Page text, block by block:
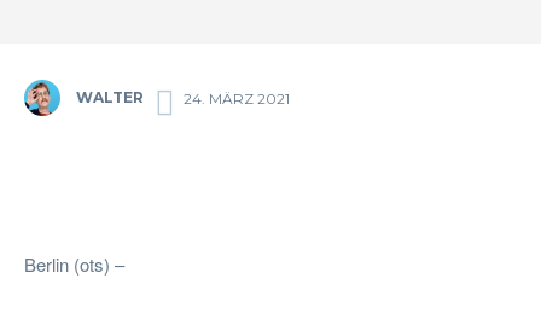
WALTER 24. MÄRZ 2021
Berlin (ots) –